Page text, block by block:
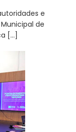
e
de
[…]